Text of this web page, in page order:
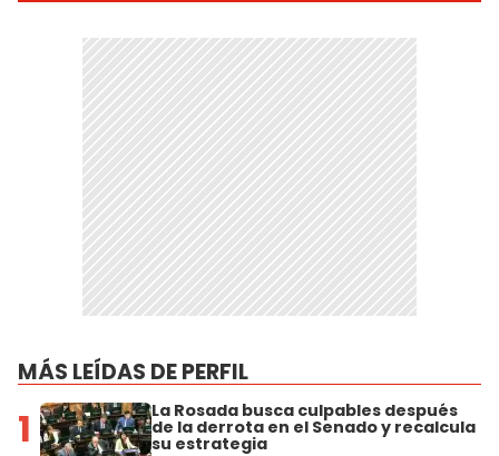
MÁS LEÍDAS DE PERFIL
1 La Rosada busca culpables después
de la derrota en el Senado y recalcula
su estrategia